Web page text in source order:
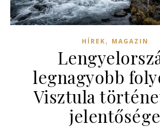
HÍREK, MAGAZIN
legnagyobb
Visztula
jelentősége